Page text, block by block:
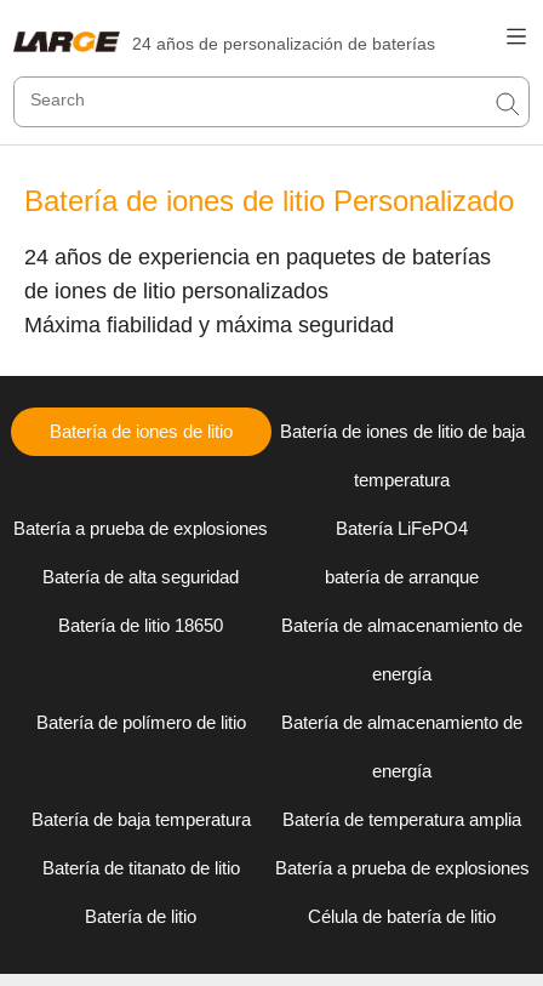
24 años de personalización de baterías
Batería de iones de litio Personalizado
24 años de experiencia en paquetes de baterías
de iones de litio personalizados
Máxima fiabilidad y máxima seguridad
Batería de iones de litio Batería de iones de litio de baja
temperatura
Batería a prueba de explosiones Batería LiFePO4
Batería de alta seguridad batería de arranque
Batería de litio 18650 Batería de almacenamiento de
energía
Batería de polímero de litio Batería de almacenamiento de
energía
Batería de baja temperatura Batería de temperatura amplia
Batería de titanato de litio Batería a prueba de explosiones
Batería de litio Célula de batería de litio